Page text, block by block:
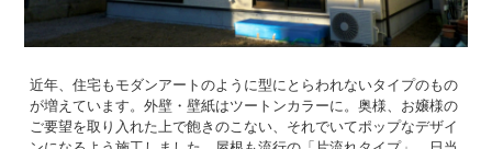
近年、住宅もモダンアートのように型にとらわれないタイプのもの
が増えています。外壁・壁紙はツートンカラーに。奥様、お嬢様の
ご要望を取り入れた上で飽きのこない、それでいてポップなデザイ